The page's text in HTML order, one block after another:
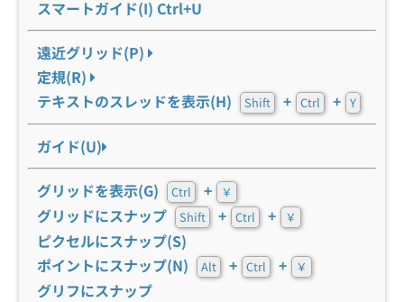
スマートガイド(I) Ctrl+U
遠近グリッド(P)
定規(R)
テキストのスレッドを表示(H)
Shift + Ctrl + Y
ガイド(U)
グリッドを表示(G) Ctrl + ￥
グリッドにスナップ Shift + Ctrl + ￥
ピクセルにスナップ(S)
ポイントにスナップ(N)
Alt + Ctrl + ￥
グリフにスナップ